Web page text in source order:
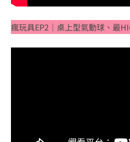
瘋玩具EP2｜桌上型氣動球、最